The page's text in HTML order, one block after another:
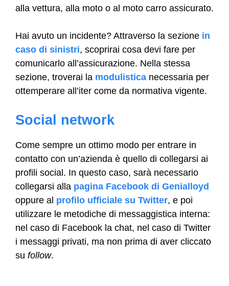
alla vettura, alla moto o al moto carro assicurato.
Hai avuto un incidente? Attraverso la sezione in
caso di sinistri, scoprirai cosa devi fare per
comunicarlo all’assicurazione. Nella stessa
sezione, troverai la modulistica necessaria per
ottemperare all’iter come da normativa vigente.
Social network
Come sempre un ottimo modo per entrare in
contatto con un’azienda è quello di collegarsi ai
profili social. In questo caso, sarà necessario
collegarsi alla pagina Facebook di Genialloyd
oppure al profilo ufficiale su Twitter, e poi
utilizzare le metodiche di messaggistica interna:
nel caso di Facebook la chat, nel caso di Twitter
i messaggi privati, ma non prima di aver cliccato
su follow.